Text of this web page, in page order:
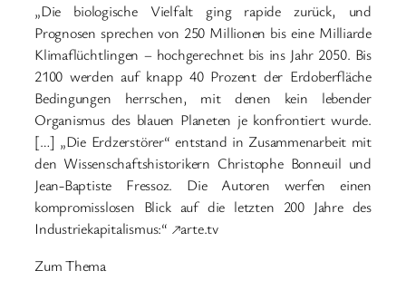
„Die biologische Vielfalt ging rapide zurück, und
Prognosen sprechen von 250 Millionen bis eine Milliarde
Klimaflüchtlingen – hochgerechnet bis ins Jahr 2050. Bis
2100 werden auf knapp 40 Prozent der Erdoberfläche
Bedingungen herrschen, mit denen kein lebender
Organismus des blauen Planeten je konfrontiert wurde.
[…] „Die Erdzerstörer“ entstand in Zusammenarbeit mit
den Wissenschaftshistorikern Christophe Bonneuil und
Jean-Baptiste Fressoz. Die Autoren werfen einen
kompromisslosen Blick auf die letzten 200 Jahre des
Industriekapitalismus:“ ↗arte.tv
Zum Thema